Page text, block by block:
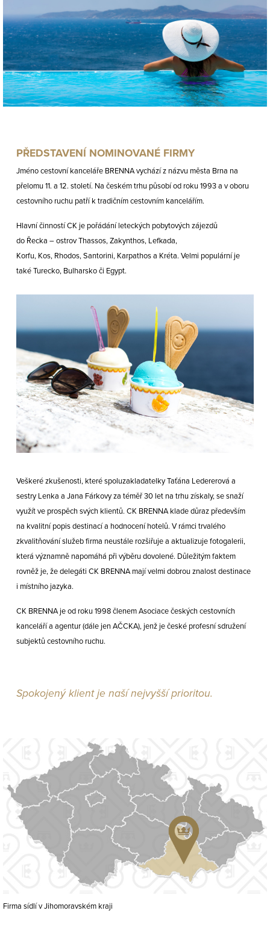
PŘEDSTAVENÍ NOMINOVANÉ FIRMY
Jméno cestovní kanceláře BRENNA vychází z názvu města Brna na
přelomu 11. a 12. století. Na českém trhu působí od roku 1993 a v oboru
cestovního ruchu patří k tradičním cestovním kancelářím.
Hlavní činností CK je pořádání leteckých pobytových zájezdů
do Řecka – ostrov Thassos, Zakynthos, Lefkada,
Korfu, Kos, Rhodos, Santorini, Karpathos a Kréta. Velmi populární je
také Turecko, Bulharsko či Egypt.
Veškeré zkušenosti, které spoluzakladatelky Taťána Ledererová a
sestry Lenka a Jana Fárkovy za téměř 30 let na trhu získaly, se snaží
využít ve prospěch svých klientů. CK BRENNA klade důraz především
na kvalitní popis destinací a hodnocení hotelů. V rámci trvalého
zkvalitňování služeb firma neustále rozšiřuje a aktualizuje fotogalerii,
která významně napomáhá při výběru dovolené. Důležitým faktem
rovněž je, že delegáti CK BRENNA mají velmi dobrou znalost destinace
i místního jazyka.
CK BRENNA je od roku 1998 členem Asociace českých cestovních
kanceláří a agentur (dále jen AČCKA), jenž je české profesní sdružení
subjektů cestovního ruchu.
Spokojený klient je naší nejvyšší prioritou.
Firma sídlí v Jihomoravském kraji